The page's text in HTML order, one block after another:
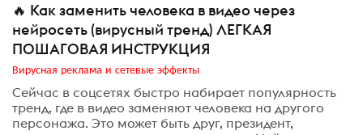
🔥 Как заменить человека в видео через
нейросеть (вирусный тренд) ЛЕГКАЯ
ПОШАГОВАЯ ИНСТРУКЦИЯ
Вирусная реклама и сетевые эффекты
Сейчас в соцсетях быстро набирает популярность
тренд, где в видео заменяют человека на другого
персонажа. Это может быть друг, президент,